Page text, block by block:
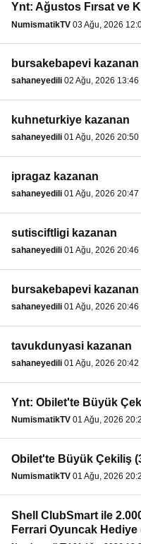
Ynt: Ağustos Fırsat ve
NumismatikTV 03 Ağu, 2026
bursakebapevi kazanan
sahaneyedili 02 Ağu, 2026 13:46
kuhneturkiye kazanan
sahaneyedili 01 Ağu, 2026 20:50
ipragaz kazanan
sahaneyedili 01 Ağu, 2026 20:47
sutisciftligi kazanan
sahaneyedili 01 Ağu, 2026 20:46
bursakebapevi kazanan
sahaneyedili 01 Ağu, 2026 20:46
tavukdunyasi kazanan
sahaneyedili 01 Ağu, 2026 20:42
Ynt: Obilet'te Büyük
NumismatikTV 01 Ağu, 2026
Obilet'te Büyük Çekiliş
NumismatikTV 01 Ağu, 2026
Shell ClubSmart ile
Ferrari Oyuncak Hediye